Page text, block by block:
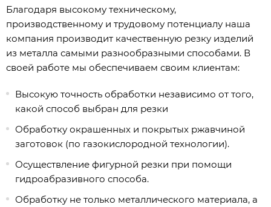
Благодаря высокому техническому,
производственному и трудовому потенциалу наша
компания производит качественную резку изделий
из металла самыми разнообразными способами. В
своей работе мы обеспечиваем своим клиентам:
Высокую точность обработки независимо от того,
какой способ выбран для резки
Обработку окрашенных и покрытых ржавчиной
заготовок (по газокислородной технологии).
Осуществление фигурной резки при помощи
гидроабразивного способа.
Обработку не только металлического материала, а